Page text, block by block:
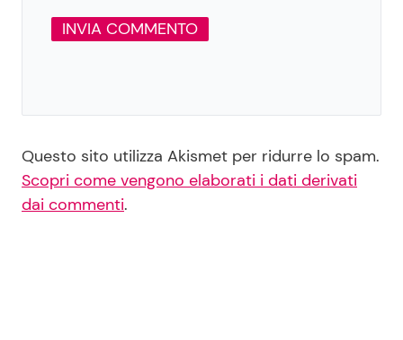
Questo sito utilizza Akismet per ridurre lo spam.
Scopri come vengono elaborati i dati derivati
dai commenti.